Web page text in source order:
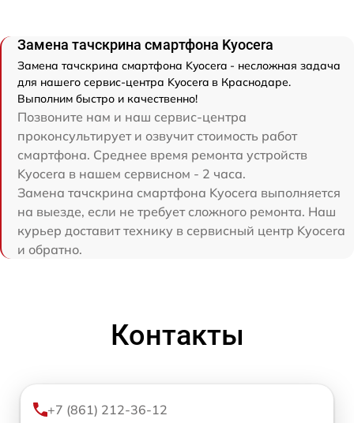
Замена тачскрина смартфона Kyocera
Замена тачскрина смартфона Kyocera - несложная задача
для нашего сервис-центра Kyocera в Краснодаре.
Выполним быстро и качественно!
Позвоните нам и наш сервис-центра
проконсультирует и озвучит стоимость работ
смартфона. Среднее время ремонта устройств
Kyocera в нашем сервисном - 2 часа.
Замена тачскрина смартфона Kyocera выполняется
на выезде, если не требует сложного ремонта. Наш
курьер доставит технику в сервисный центр Kyocera
и обратно.
Контакты
+7 (861) 212-36-12